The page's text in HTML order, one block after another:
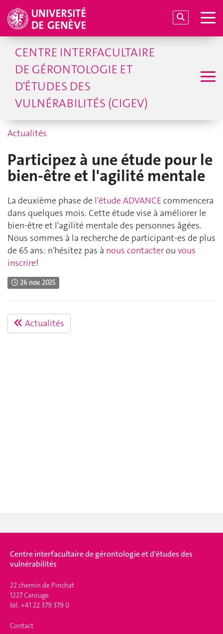
CENTRE INTERFACULTAIRE
DE GÉRONTOLOGIE ET
D'ÉTUDES DES
VULNÉRABILITÉS (CIGEV)
Actualités
Participez à une étude pour le
bien-être et l'agilité mentale
La deuxième phase de l'étude ADVANCE commencera
dans quelques mois. Cette étude vise à améliorer le
bien-être et l'agilité mentale des personnes âgées.
Nous sommes à la recherche de participant-es de plus
de 65 ans: n'hésitez pas à nous contacterou vous
inscrire!
26 nov. 2025
Actualités
Centre interfacultaire de gérontologie et d'études des
vulnérabilités
22 chemin de Pinchat
1227 Carouge
tél. +41 22 379 379 0
Contact